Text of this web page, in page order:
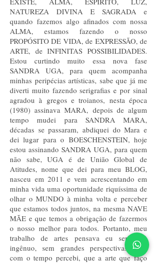
NATUREZA DIVINA E SAGRADA e
quando fazemos algo afinados com nossa
ALMA, estamos fazendo o nosso
PROPÓSITO DE VIDA, de EXPRESSÃO, de
ARTE, de INFINITAS POSSIBILIDADES.
Estou curtindo muito essa nova fase
SANDRA UGA, para quem acompanha
minhas peripécias artísticas, sabe que já me
diverti muito fazendo serigrafias e por sinal
agradou à gregos e troianos, nesta época
(1980) assinava MARA, depois de algum
tempo mudei para SANDRA MARA,
décadas se passaram, abdiquei do Mara e
dei lugar para o BOESCHENSTEIN, hoje
estou assinando SANDRA UGA, para quem
não sabe, UGA é de União Global de
Atitudes, nome que dei para meu BLOG,
nasceu em 2011 e vem acrescentando em
minha vida uma oportunidade riquíssima de
olhar o MUNDO à minha volta e perceber
que estamos todos juntos, na mesma NAVE
MÃE e que temos a obrigação de fazermos
o nosso melhor para todos. Portanto, meu
trabalho de artes pensava eu ser tolo,
ingênuo, sem grandes perspectivas, mas
com o tempo percebi, que a arte que faço